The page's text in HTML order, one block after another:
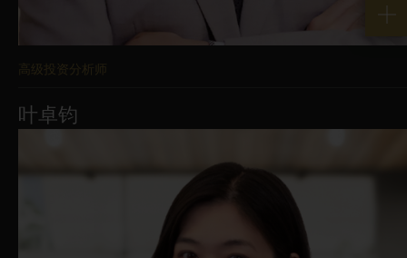
高级投资分析师
叶卓钧
干资讯是基于在某特定时间适用的假设、
确定所提供的任何资讯的含义，请在作出
任何投资决定之前谘询您的财务或其他专
业顾问。不得依赖本网站作出任何投资决